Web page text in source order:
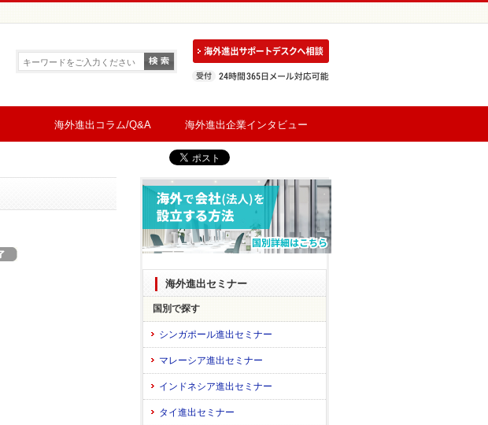
海外進出コラム/Q&A 海外進出企業インタビュー
海外進出セミナー
国別で探す
シンガポール進出セミナー
マレーシア進出セミナー
インドネシア進出セミナー
タイ進出セミナー